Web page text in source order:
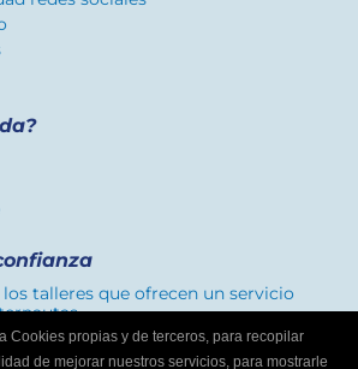
talleres que ofrecen un servicio
Cookies propias y de terceros, para recopilar
de mejorar nuestros servicios, para mostrarle